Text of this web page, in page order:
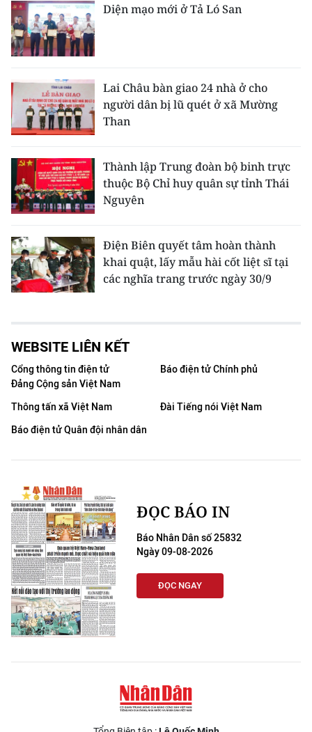
Diện mạo mới ở Tả Ló San
Lai Châu bàn giao 24 nhà ở cho
người dân bị lũ quét ở xã Mường
Than
Thành lập Trung đoàn bộ binh trực
thuộc Bộ Chỉ huy quân sự tỉnh Thái
Nguyên
Điện Biên quyết tâm hoàn thành
khai quật, lấy mẫu hài cốt liệt sĩ tại
các nghĩa trang trước ngày 30/9
WEBSITE LIÊN KẾT
Cổng thông tin điện tử
Đảng Cộng sản Việt Nam
Báo điện tử Chính phủ
Thông tấn xã Việt Nam
Đài Tiếng nói Việt Nam
Báo điện tử Quân đội nhân dân
ĐỌC BÁO IN
Báo Nhân Dân số 25832
Ngày 09-08-2026
ĐỌC NGAY